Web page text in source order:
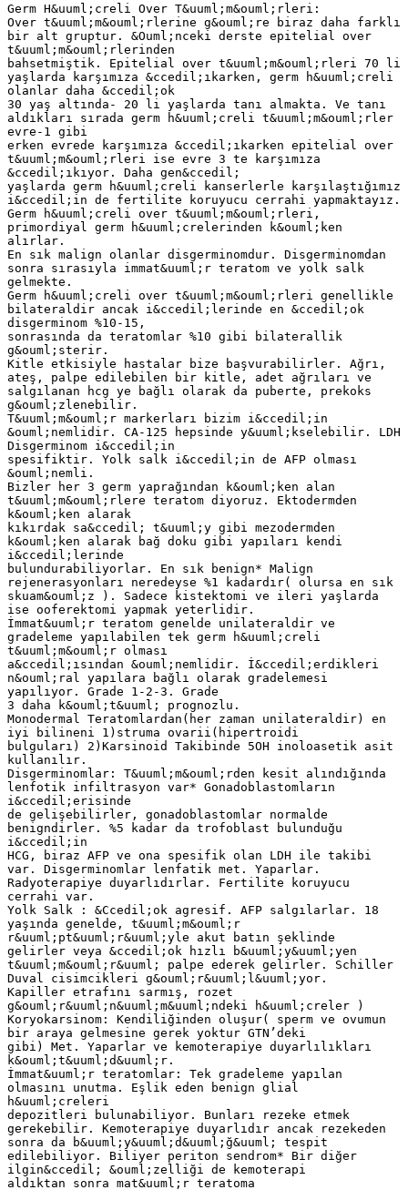
Germ H&uuml;creli Over T&uuml;m&ouml;rleri:
Over t&uuml;m&ouml;rlerine g&ouml;re biraz daha farklı
bir alt gruptur. &Ouml;nceki derste epitelial over
t&uuml;m&ouml;rlerinden
bahsetmiştik. Epitelial over t&uuml;m&ouml;rleri 70 li
yaşlarda karşımıza &ccedil;ıkarken, germ h&uuml;creli
olanlar daha &ccedil;ok
30 yaş altında- 20 li yaşlarda tanı almakta. Ve tanı
aldıkları sırada germ h&uuml;creli t&uuml;m&ouml;rler
evre-1 gibi
erken evrede karşımıza &ccedil;ıkarken epitelial over
t&uuml;m&ouml;rleri ise evre 3 te karşımıza
&ccedil;ıkıyor. Daha gen&ccedil;
yaşlarda germ h&uuml;creli kanserlerle karşılaştığımız
i&ccedil;in de fertilite koruyucu cerrahi yapmaktayız.
Germ h&uuml;creli over t&uuml;m&ouml;rleri,
primordiyal germ h&uuml;crelerinden k&ouml;ken
alırlar.
En sık malign olanlar disgerminomdur. Disgerminomdan
sonra sırasıyla immat&uuml;r teratom ve yolk salk
gelmekte.
Germ h&uuml;creli over t&uuml;m&ouml;rleri genellikle
bilateraldir ancak i&ccedil;lerinde en &ccedil;ok
disgerminom %10-15,
sonrasında da teratomlar %10 gibi bilaterallik
g&ouml;sterir.
Kitle etkisiyle hastalar bize başvurabilirler. Ağrı,
ateş, palpe edilebilen bir kitle, adet ağrıları ve
salgılanan hcg ye bağlı olarak da puberte, prekoks
g&ouml;zlenebilir.
T&uuml;m&ouml;r markerları bizim i&ccedil;in
&ouml;nemlidir. CA-125 hepsinde y&uuml;kselebilir. LDH
Disgerminom i&ccedil;in
spesifiktir. Yolk salk i&ccedil;in de AFP olması
&ouml;nemli.
Bizler her 3 germ yaprağından k&ouml;ken alan
t&uuml;m&ouml;rlere teratom diyoruz. Ektodermden
k&ouml;ken alarak
kıkırdak sa&ccedil; t&uuml;y gibi mezodermden
k&ouml;ken alarak bağ doku gibi yapıları kendi
i&ccedil;lerinde
bulundurabiliyorlar. En sık benign* Malign
rejenerasyonları neredeyse %1 kadardır( olursa en sık
skuam&ouml;z ). Sadece kistektomi ve ileri yaşlarda
ise ooferektomi yapmak yeterlidir.
İmmat&uuml;r teratom genelde unilateraldir ve
gradeleme yapılabilen tek germ h&uuml;creli
t&uuml;m&ouml;r olması
a&ccedil;ısından &ouml;nemlidir. İ&ccedil;erdikleri
n&ouml;ral yapılara bağlı olarak gradelemesi
yapılıyor. Grade 1-2-3. Grade
3 daha k&ouml;t&uuml; prognozlu.
Monodermal Teratomlardan(her zaman unilateraldir) en
iyi bilineni 1)struma ovarii(hipertroidi
bulguları) 2)Karsinoid Takibinde 5OH inoloasetik asit
kullanılır.
Disgerminomlar: T&uuml;m&ouml;rden kesit alındığında
lenfotik infiltrasyon var* Gonadoblastomların
i&ccedil;erisinde
de gelişebilirler, gonadoblastomlar normalde
benigndirler. %5 kadar da trofoblast bulunduğu
i&ccedil;in
HCG, biraz AFP ve ona spesifik olan LDH ile takibi
var. Disgerminomlar lenfatik met. Yaparlar.
Radyoterapiye duyarlıdırlar. Fertilite koruyucu
cerrahi var.
Yolk Salk : &Ccedil;ok agresif. AFP salgılarlar. 18
yaşında genelde, t&uuml;m&ouml;r
r&uuml;pt&uuml;r&uuml;yle akut batın şeklinde
gelirler veya &ccedil;ok hızlı b&uuml;y&uuml;yen
t&uuml;m&ouml;r&uuml; palpe ederek gelirler. Schiller
Duval cisimcikleri g&ouml;r&uuml;l&uuml;yor.
Kapiller etrafını sarmış, rozet
g&ouml;r&uuml;n&uuml;m&uuml;ndeki h&uuml;creler )
Koryokarsinom: Kendiliğinden oluşur( sperm ve ovumun
bir araya gelmesine gerek yoktur GTN’deki
gibi) Met. Yaparlar ve kemoterapiye duyarlılıkları
k&ouml;t&uuml;d&uuml;r.
İmmat&uuml;r teratomlar: Tek gradeleme yapılan
olmasını unutma. Eşlik eden benign glial
h&uuml;creleri
depozitleri bulunabiliyor. Bunları rezeke etmek
gerekebilir. Kemoterapiye duyarlıdır ancak rezekeden
sonra da b&uuml;y&uuml;d&uuml;ğ&uuml; tespit
edilebiliyor. Biliyer periton sendrom* Bir diğer
ilgin&ccedil; &ouml;zelliği de kemoterapi
aldıktan sonra mat&uuml;r teratoma